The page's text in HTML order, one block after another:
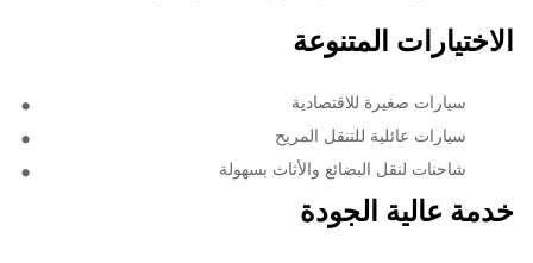
الاختيارات المتنوعة
سيارات صغيرة للاقتصادية
سيارات عائلية للتنقل المريح
شاحنات لنقل البضائع والأثاث بسهولة
خدمة عالية الجودة